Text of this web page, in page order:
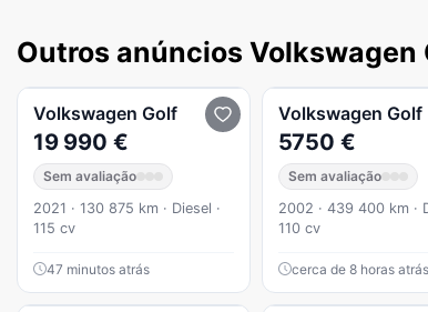
Outros anúncios Volkswagen
Volkswagen Golf
19 990 €
Sem avaliação
2021 · 130 875 km · Diesel ·
115 cv
47 minutos atrás
Volkswagen Golf
5750 €
Sem avaliação
2002 · 439 400 km ·
110 cv
cerca de 8 horas atrás